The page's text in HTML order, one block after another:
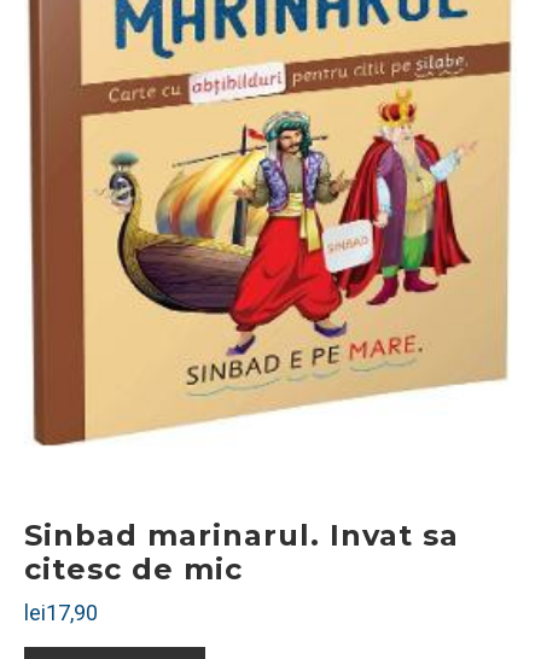
Sinbad marinarul. Invat sa
citesc de mic
lei17,90